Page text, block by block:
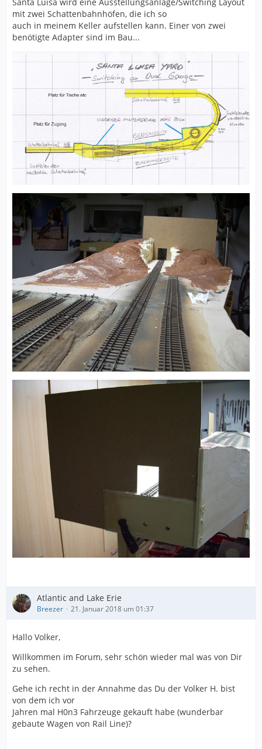
mit zwei Schattenbahnhöfen, die ich so
auch in meinem Keller aufstellen kann. Einer von zwei
benötigte Adapter sind im Bau...
Atlantic and Lake Erie
Breezer 21. Januar 2018 um 01:37
Hallo Volker,
Willkommen im Forum, sehr schön wieder mal was von Dir
zu sehen.
Gehe ich recht in der Annahme das Du der Volker H. bist
von dem ich vor
Jahren mal H0n3 Fahrzeuge gekauft habe (wunderbar
gebaute Wagen von Rail Line)?